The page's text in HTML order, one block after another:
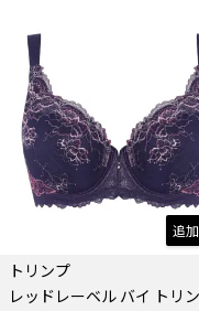
追加
トリンプ